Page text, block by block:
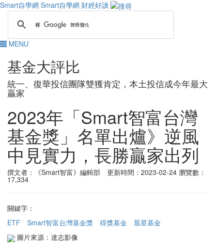
Smart自學網 Smart自學網 財經好讀
MENU
基金大評比
統一、復華投信團隊雙獲肯定，本土投信成今年最大
贏家
2023年「Smart智富台灣
基金獎」名單出爐》逆風
中見實力，長勝贏家出列
撰文者：《Smart智富》編輯部 更新時間：2023-02-24 瀏覽數：
17,334
關鍵字：
ETF
Smart智富台灣基金獎 得獎基金
晨星基金
圖片來源：達志影像